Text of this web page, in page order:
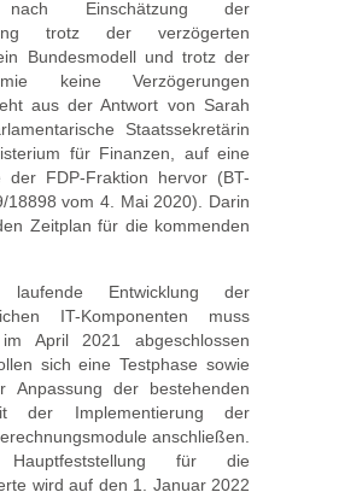
Einschätzung der
trotz der verzögerten
Bundesmodell und trotz der
keine Verzögerungen
aus der Antwort von Sarah
Staatssekretärin
für Finanzen, auf eine
der FDP-Fraktion hervor (BT-
18898 vom 4. Mai 2020). Darin
Zeitplan für die kommenden
Entwicklung der
IT-Komponenten muss
April 2021 abgeschlossen
sich eine Testphase sowie
Anpassung der bestehenden
der Implementierung der
anschließen.
für die
wird auf den 1. Januar 2022